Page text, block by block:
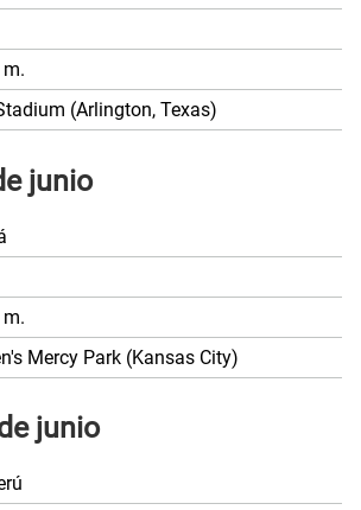
(Arlington, Texas)
junio
Mercy Park (Kansas City)
junio